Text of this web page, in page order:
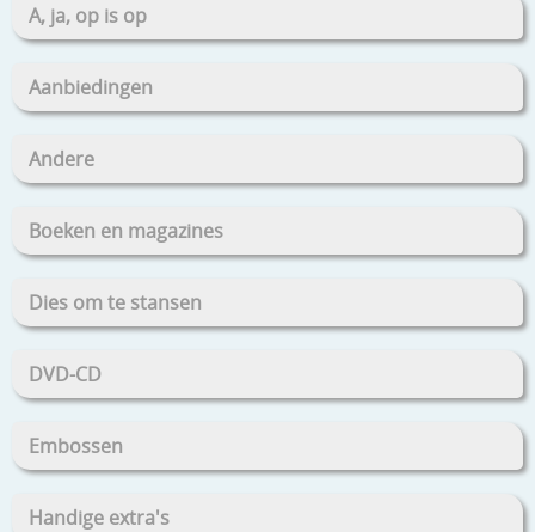
A, ja, op is op
Aanbiedingen
Andere
Boeken en magazines
Dies om te stansen
DVD-CD
Embossen
Handige extra's